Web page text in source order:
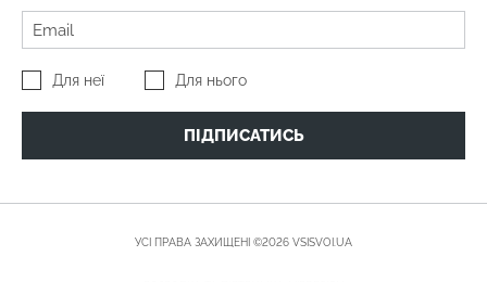
Для неї Для нього
ПІДПИСАТИСЬ
УСІ ПРАВА ЗАХИЩЕНІ ©2026 VSISVOI.UA